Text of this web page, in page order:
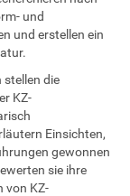
und
und erstellen ein
stellen die
KZ-
Einsichten,
gewonnen
sie ihre
von KZ-